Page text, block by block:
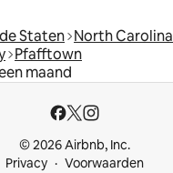
Staten North Carolina
Pfafftown
maand
© 2026 Airbnb, Inc.
Privacy
Voorwaarden